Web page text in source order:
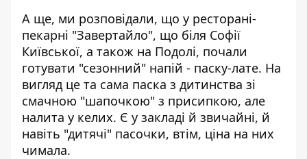
А ще, ми розповідали, що у ресторані-
пекарні "Завертайло", що біля Софії
Київської, а також на Подолі, почали
готувати "сезонний" напій - паску-лате. На
вигляд це та сама паска з дитинства зі
смачною "шапочкою" з присипкою, але
налита у келих. Є у закладі й звичайні, й
навіть "дитячі" пасочки, втім, ціна на них
чимала.